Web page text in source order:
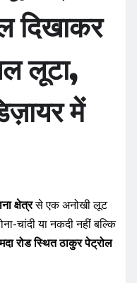
दिखाकर
लूटा,
में
क्षेत्रसे एक अनोखी लूट
चांदी या नकदी नहीं बल्कि
रोड स्थित ठाकुर पेट्रोल